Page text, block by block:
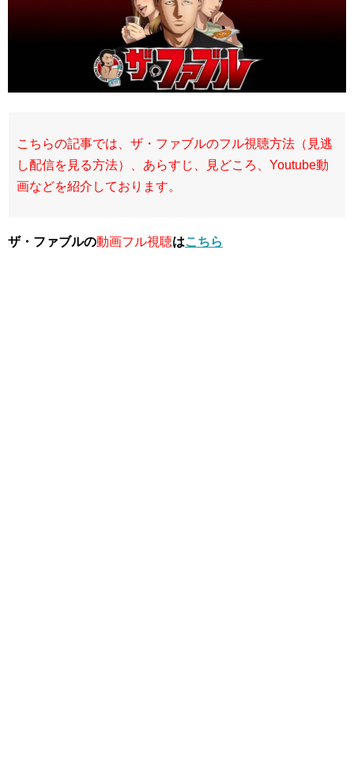
こちらの記事では、ザ・ファブルのフル視聴方法（見逃
し配信を見る方法）、あらすじ、見どころ、Youtube動
画などを紹介しております。
ザ・ファブルの動画フル視聴はこちら